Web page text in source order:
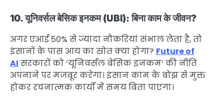
10. यूनिवर्सल बेसिक इनकम (UBI): बिना काम के जीवन?
अगर एआई 50% से ज्यादा नौकरियां संभाल लेता है, तो
इंसानों के पास आय का स्रोत क्या होगा? Future of
AI सरकारों को ‘यूनिवर्सल बेसिक इनकम’ की नीति
अपनाने पर मजबूर करेगा। इंसान काम के बोझ से मुक्त
होकर रचनात्मक कार्यों में समय बिता पाएगा।